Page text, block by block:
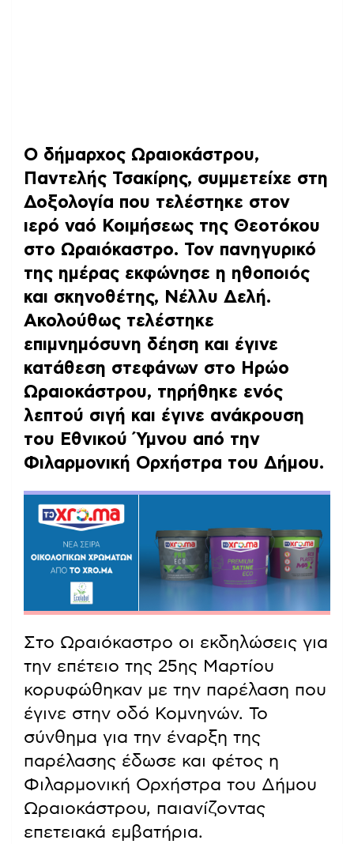
Ο δήμαρχος Ωραιοκάστρου,
Παντελής Τσακίρης, συμμετείχε στη
Δοξολογία που τελέστηκε στον
ιερό ναό Κοιμήσεως της Θεοτόκου
στο Ωραιόκαστρο. Τον πανηγυρικό
της ημέρας εκφώνησε η ηθοποιός
και σκηνοθέτης, Νέλλυ Δελή.
Ακολούθως τελέστηκε
επιμνημόσυνη δέηση και έγινε
κατάθεση στεφάνων στο Ηρώο
Ωραιοκάστρου, τηρήθηκε ενός
λεπτού σιγή και έγινε ανάκρουση
του Εθνικού Ύμνου από την
Φιλαρμονική Ορχήστρα του Δήμου.
Στο Ωραιόκαστρο οι εκδηλώσεις για
την επέτειο της 25ης Μαρτίου
κορυφώθηκαν με την παρέλαση που
έγινε στην οδό Κομνηνών. Το
σύνθημα για την έναρξη της
παρέλασης έδωσε και φέτος η
Φιλαρμονική Ορχήστρα του Δήμου
Ωραιοκάστρου, παιανίζοντας
επετειακά εμβατήρια.